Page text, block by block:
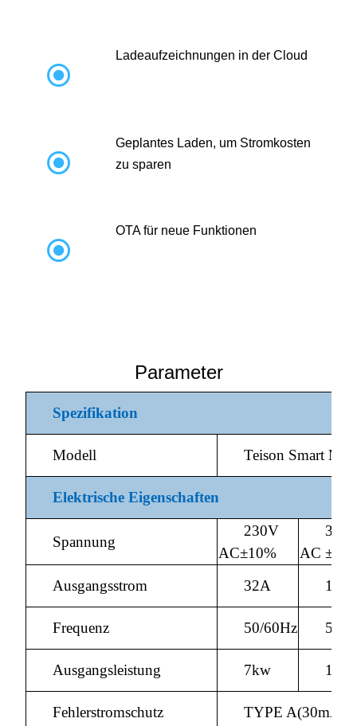

Ladeaufzeichnungen in der Cloud

Geplantes Laden, um Stromkosten
zu sparen

OTA für neue Funktionen
Parameter
Spezifikation
Modell Teison Smart
Elektrische Eigenschaften
Spannung
230V
AC±10%
AC
Ausgangsstrom
32A 16A
Frequenz 50/60Hz 50/
Ausgangsleistung 7kw
Fehlerstromschutz TYPE A(30mA